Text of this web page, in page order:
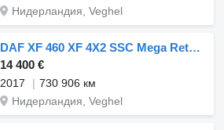
Нидерландия, Veghel
DAF XF 460 XF 4X2 SSC Mega Retarder 2xTanks Standklima
14 400 €
2017
730 906 км
Нидерландия, Veghel